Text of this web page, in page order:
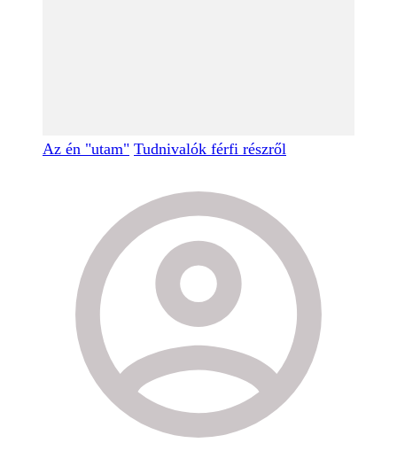
Az én "utam" Tudnivalók férfi részről